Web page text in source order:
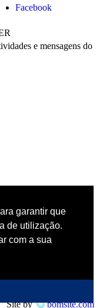
garantir que
de utilização.
com a sua
e mensagens do
Facebook
DE SÃO
direitos reservados |
Site by
bomsite.com